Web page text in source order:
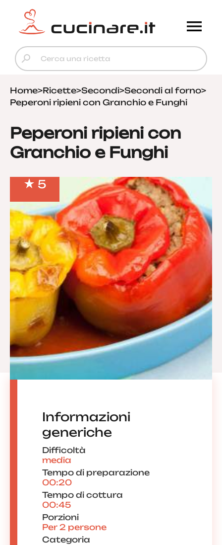
Home>Ricette>Secondi>Secondi al forno>
Peperoni ripieni con Granchio e Funghi
Peperoni ripieni con
Granchio e Funghi
5
Informazioni
generiche
Difficoltà
media
Tempo di preparazione
00:20
Tempo di cottura
00:45
Porzioni
Per 2 persone
Categoria